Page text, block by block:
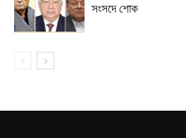
সংসদে শোক